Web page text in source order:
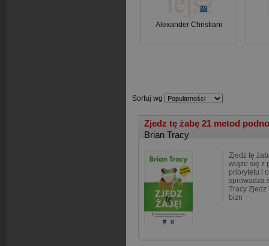
Alexander Christiani
Sortuj wg
Zjedz tę żabę 21 metod
Brian Tracy
Zjedz tę
wiąże się z
priorytetu i
sprowadza
Tracy Zjedz
bizn